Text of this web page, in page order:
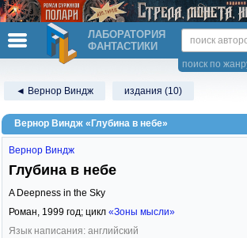
ЛАБОРАТОРИЯ
ФАНТАСТИКИ
поиск по
◄ Вернор Виндж издания (10)
Вернор Виндж «Глубина в небе»
Вернор Виндж
Глубина в небе
A Deepness in the Sky
Роман, 1999 год; цикл «Зоны мысли»
Язык написания: английский